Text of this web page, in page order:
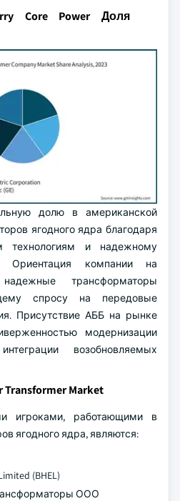
Core Power Доля
долю в американской
ягодного ядра благодаря
технологиям и надежному
Ориентация компании на
трансформаторы
спросу на передовые
Присутствие АББ на рынке
модернизации
возобновляемых
Market
игроками, работающими в
ягодного ядра, являются:
(BHEL)
ООО